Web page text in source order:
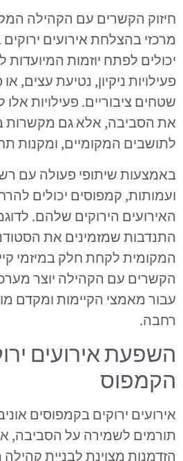
חיזוק הקשרים עם הקהילה
מרכזי בהצלחת אירועים
יכולים לפתח יוזמות
פעילויות ניקיון, נטיעת עצים,
שטחים ציבוריים. פעילויות
את הסביבה, אלא גם מקשרות
לתושבים המקומיים, ומקנות
באמצעות שיתופי פעולה עם
ועמותות, קמפוסים יכולים
האירועים הירוקים שלהם.
התנדבות שמזמינים את
המקומית לקחת חלק במיזמי
הקשרים עם הקהילה יוצר
עבור מאמצי הקיימות ומקדם
רחבה.
השפעת אירועים
הקמפוס
אירועים ירוקים בקמפוסים
תורמים לשמירה על הסביבה,
הזדמנות מצוינת לבניית